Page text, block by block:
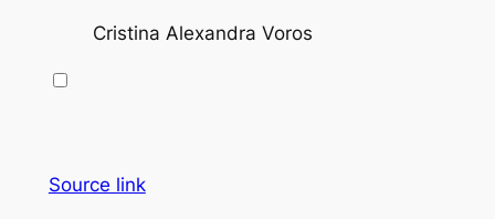
Cristina Alexandra Voros
Source link